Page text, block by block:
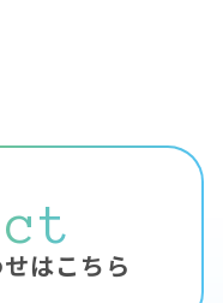
はこちら